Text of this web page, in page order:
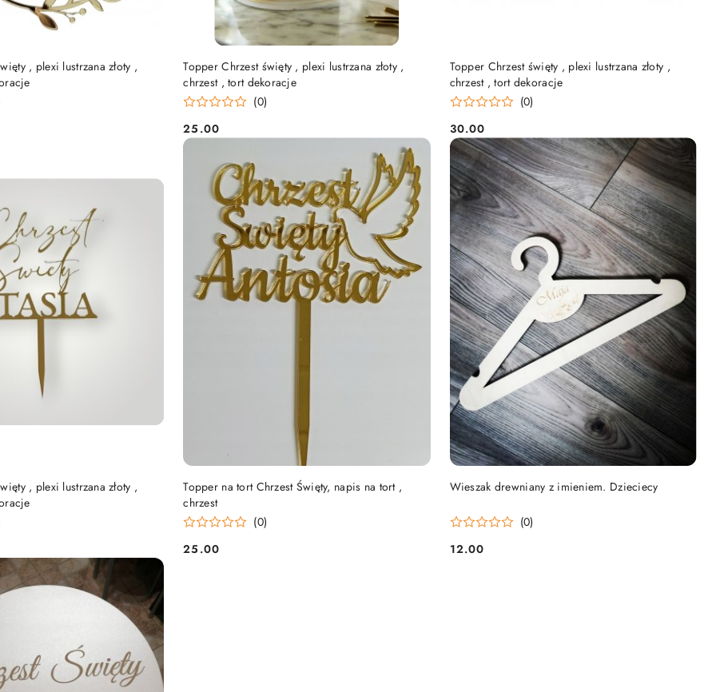
, plexi lustrzana złoty ,
DO KOSZYKA
Topper Chrzest święty , plexi lustrzana złoty ,
chrzest , tort dekoracje
(0)
Cena:
25.00
DO KOSZYKA
Topper Chrzest święty , plexi lustrzana złoty ,
chrzest , tort dekoracje
(0)
Cena:
30.00
DO KOSZYKA
, plexi lustrzana złoty ,
DO KOSZYKA
Topper na tort Chrzest Święty, napis na tort ,
chrzest
(0)
Cena:
25.00
DO KOSZYKA Wieszak drewniany z imieniem. Dzieciecy
(0)
Cena:
12.00
DO KOSZYKA